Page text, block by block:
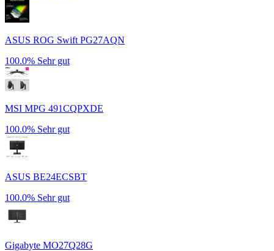
ASUS ROG Swift PG27AQN
100.0% Sehr gut
MSI MPG 491CQPXDE
100.0% Sehr gut
ASUS BE24ECSBT
100.0% Sehr gut
Gigabyte MO27Q28G